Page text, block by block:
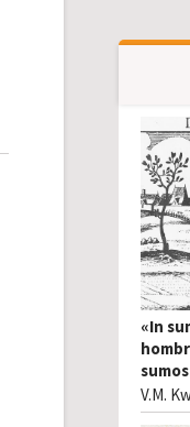
«In
V.M.